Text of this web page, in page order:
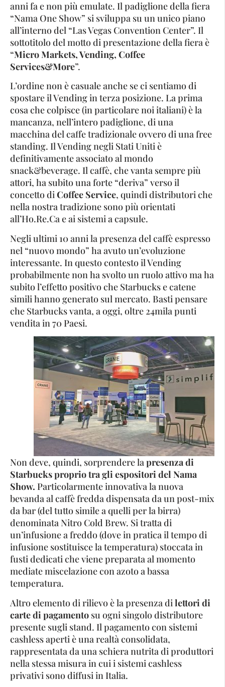
anni fa e non più emulate. Il padiglione della fiera
“Nama One Show” si sviluppa su un unico piano
all’interno del “Las Vegas Convention Center”. Il
sottotitolo del motto di presentazione della fiera è
“Micro Markets, Vending, Coffee
Services&More”.
L’ordine non è casuale anche se ci sentiamo di
spostare il Vending in terza posizione. La prima
cosa che colpisce (in particolare noi italiani) è la
mancanza, nell’intero padiglione, di una
macchina del caffe tradizionale ovvero di una free
standing. Il Vending negli Stati Uniti è
definitivamente associato al mondo
snack&beverage. Il caffè, che vanta sempre più
attori, ha subito una forte “deriva” verso il
concetto diCoffee Service, quindi distributori che
nella nostra tradizione sono più orientati
all’Ho.Re.Ca e ai sistemi a capsule.
Negli ultimi 10 anni la presenza del caffè espresso
nel “nuovo mondo” ha avuto un’evoluzione
interessante. In questo contesto il Vending
probabilmente non ha svolto un ruolo attivo ma ha
subito l’effetto positivo che Starbucks e catene
simili hanno generato sul mercato. Basti pensare
che Starbucks vanta, a oggi, oltre 24mila punti
vendita in 70 Paesi.
Non deve, quindi, sorprendere lapresenza di
Starbucks proprio tra gli espositori del Nama
Show. Particolarmente innovativa la nuova
bevanda al caffè fredda dispensata da un post-mix
da bar (del tutto simile a quelli per la birra)
denominata Nitro Cold Brew. Si tratta di
un’infusione a freddo (dove in pratica il tempo di
infusione sostituisce la temperatura) stoccata in
fusti dedicati che viene preparata al momento
mediate miscelazione con azoto a bassa
temperatura.
Altro elemento di rilievo è la presenza di lettori di
carte di pagamento su ogni singolo distributore
presente sugli stand. Il pagamento con sistemi
cashless aperti è una realtà consolidata,
rappresentata da una schiera nutrita di produttori
nella stessa misura in cui i sistemi cashless
privativi sono diffusi in Italia.